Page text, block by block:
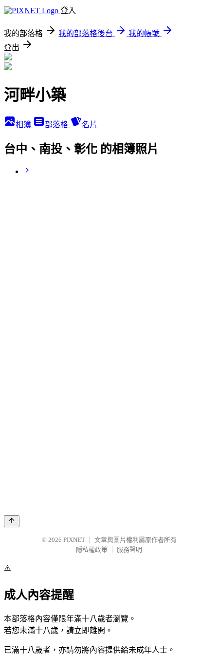
登入
我的部落格 我的部落格後台
我的帳號
登出
河畔小築
相簿 部落格 名片
台中、南投、彰化 的相簿照片
© 2026 PIXNET
文章與圖片權利屬原作者所有
隱私權政策
服務聲明
⚠️
成人內容提醒
本部落格內容僅限年滿十八歲者瀏覽。
若您未滿十八歲，請立即離開。
已滿十八歲者，亦請勿將內容提供給未成年人士。